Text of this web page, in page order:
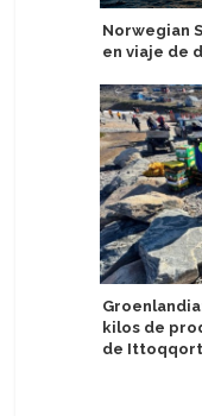
Norwegian
en viaje de
kilos de
de